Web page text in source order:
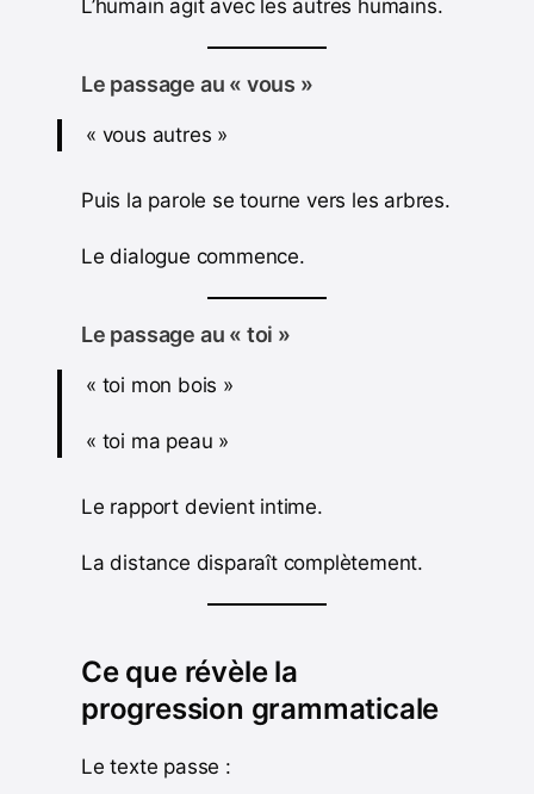
L’humain agit avec les autres humains.
Le passage au « vous »
« vous autres »
Puis la parole se tourne vers les arbres.
Le dialogue commence.
Le passage au « toi »
« toi mon bois »
« toi ma peau »
Le rapport devient intime.
La distance disparaît complètement.
Ce que révèle la
progression grammaticale
Le texte passe :